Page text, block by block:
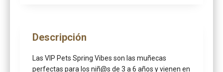
Descripción
Las VIP Pets Spring Vibes son las muñecas
perfectas para los niñ@s de 3 a 6 años y vienen en